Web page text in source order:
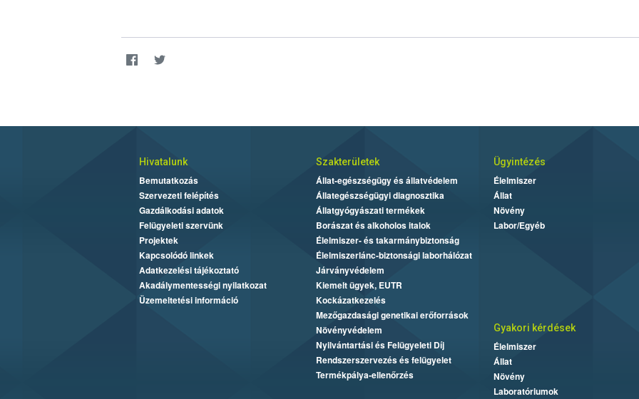
Hivatalunk
Bemutatkozás
Szervezeti felépítés
Gazdálkodási adatok
Felügyeleti szervünk
Projektek
Kapcsolódó linkek
Adatkezelési tájékoztató
Akadálymentességi nyilatkozat
Üzemeltetési információ
Szakterületek
Állat-egészségügy és állatvédelem
Állategészségügyi diagnosztika
Állatgyógyászati termékek
Borászat és alkoholos italok
Élelmiszer- és takarmánybiztonság
Élelmiszerlánc-biztonsági laborhálózat
Járványvédelem
Kiemelt ügyek, EUTR
Kockázatkezelés
Mezőgazdasági genetikai erőforrások
Növényvédelem
Nyilvántartási és Felügyeleti Díj
Rendszerszervezés és felügyelet
Termékpálya-ellenőrzés
Ügyintézés
Élelmiszer
Állat
Növény
Labor/Egyéb
Gyakori kérdések
Élelmiszer
Állat
Növény
Laboratóriumok